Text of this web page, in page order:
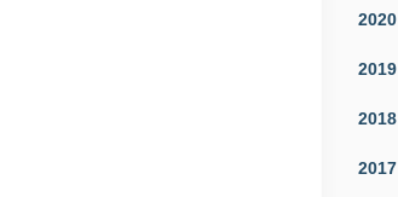
2020
2019
2018
2017